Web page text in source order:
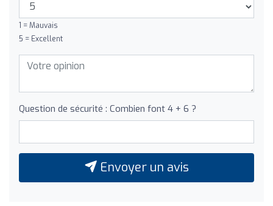
1 = Mauvais
5 = Excellent
Question de sécurité : Combien font 4 + 6 ?
Envoyer un avis